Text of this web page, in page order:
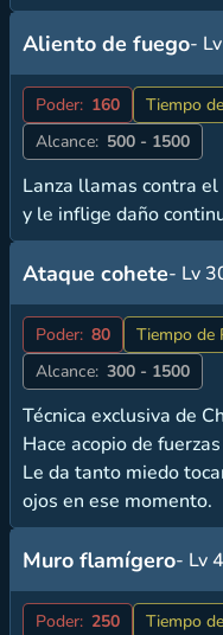
Aliento de fuego-
Poder: 160 Tiempo
Alcance: 500 - 1500
Lanza llamas contra
y le inflige daño
Ataque cohete- Lv
Poder: 80 Tiempo de
Alcance: 300 - 1500
Técnica exclusiva de
Hace acopio de
Le da tanto miedo
ojos en ese momento.
Muro flamígero- Lv
Poder: 250 Tiempo